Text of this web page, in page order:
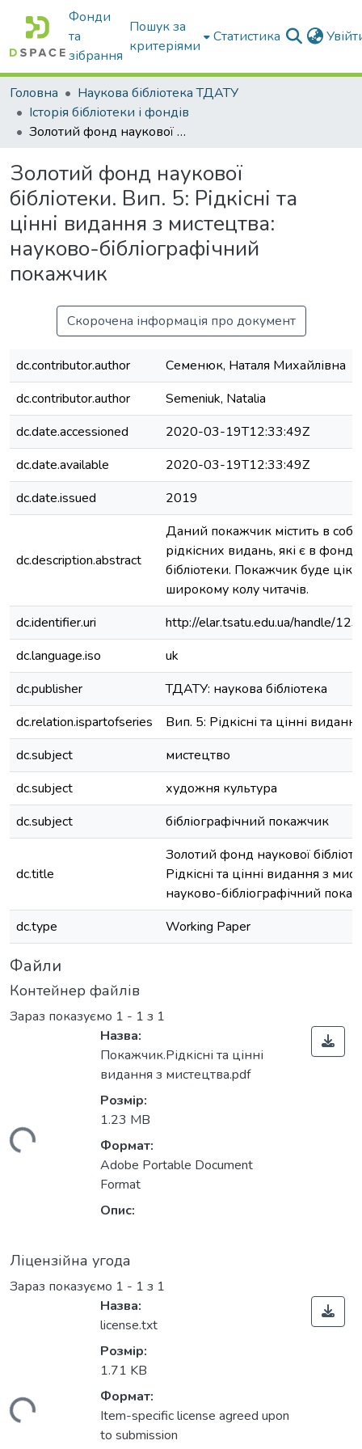
Фонди
та
зібрання
Пошук за
критеріями
Статистика
Головна
Наукова бібліотека ТДАТУ
Історія бібліотеки і фондів
Золотий фонд наукової бібліотеки. Вип. 5: Рідкісні та цінні видання з мистецтва: науково-бібліографічний покажчик
Золотий фонд наукової
бібліотеки. Вип. 5: Рідкісні та
цінні видання з мистецтва:
науково-бібліографічний
покажчик
Скорочена інформація про документ
dc.contributor.author
Семенюк, Наталя Михайлівна
dc.contributor.author
Semeniuk, Natalia
dc.date.accessioned
2020-03-19T12:33:49Z
dc.date.available
2020-03-19T12:33:49Z
dc.date.issued
2019
dc.description.abstract
Даний покажчик містить в собі
рідкісних видань, які є в
бібліотеки. Покажчик буде
широкому колу читачів.
dc.identifier.uri
http://elar.tsatu.edu.ua/handle/
dc.language.iso
uk
dc.publisher
ТДАТУ: наукова бібліотека
dc.relation.ispartofseries
Вип. 5: Рідкісні та цінні
dc.subject
мистецтво
dc.subject
художня культура
dc.subject
бібліографічний покажчик
dc.title
Золотий фонд наукової
Рідкісні та цінні видання з
науково-бібліографічний
dc.type
Working Paper
Файли
Контейнер файлів
Зараз показуємо 1 - 1 з 1
Назва:
Покажчик.Рідкісні та цінні
видання з мистецтва.pdf
Розмір:
1.23 MB
Формат:
Adobe Portable Document
Format
Опис:
Ліцензійна угода
Зараз показуємо 1 - 1 з 1
Назва:
license.txt
Розмір:
1.71 KB
Формат:
Item-specific license agreed upon
to submission